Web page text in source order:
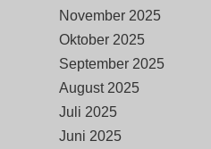
November 2025
Oktober 2025
September 2025
August 2025
Juli 2025
Juni 2025